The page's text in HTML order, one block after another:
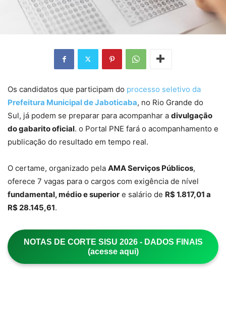
Os candidatos que participam do processo seletivo da
Prefeitura Municipal de Jaboticaba, no Rio Grande do
Sul, já podem se preparar para acompanhar a divulgação
do gabarito oficial. o Portal PNE fará o acompanhamento e
publicação do resultado em tempo real.
O certame, organizado pela AMA Serviços Públicos,
oferece 7 vagas para o cargos com exigência de nível
fundamental, médio e superior e salário de R$ 1.817,01 a
R$ 28.145,61.
NOTAS DE CORTE SISU 2026 - DADOS FINAIS
(acesse aqui)